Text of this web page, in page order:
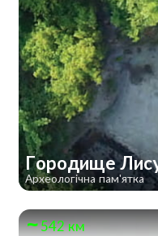
Городище
Археологічна пам'ятка
542 км